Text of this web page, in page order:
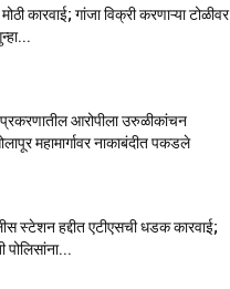
कारवाई; गांजा विक्री करणाऱ्या टोळीवर
आरोपीला उरुळीकांचन
महामार्गावर नाकाबंदीत पकडले
स्टेशन हद्दीत एटीएसची धडक कारवाई;
पोलिसांना...